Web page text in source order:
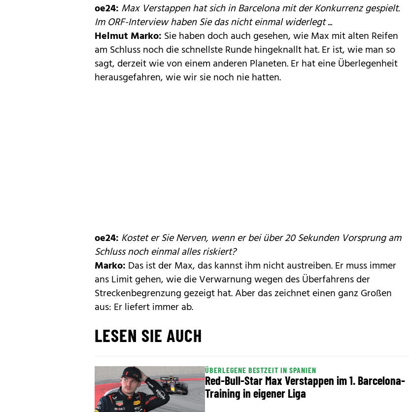
oe24: Max Verstappen hat sich in Barcelona mit der Konkurrenz gespielt.
Im ORF-Interview haben Sie das nicht einmal widerlegt ...
Helmut Marko: Sie haben doch auch gesehen, wie Max mit alten Reifen
am Schluss noch die schnellste Runde hingeknallt hat. Er ist, wie man so
sagt, derzeit wie von einem anderen Planeten. Er hat eine Überlegenheit
herausgefahren, wie wir sie noch nie hatten.
oe24: Kostet er Sie Nerven, wenn er bei über 20 Sekunden Vorsprung am
Schluss noch einmal alles riskiert?
Marko: Das ist der Max, das kannst ihm nicht austreiben. Er muss immer
ans Limit gehen, wie die Verwarnung wegen des Überfahrens der
Streckenbegrenzung gezeigt hat. Aber das zeichnet einen ganz Großen
aus: Er liefert immer ab.
LESEN SIE AUCH
ÜBERLEGENE BESTZEIT IN SPANIEN
Red-Bull-Star Max Verstappen im 1. Barcelona-
Training in eigener Liga